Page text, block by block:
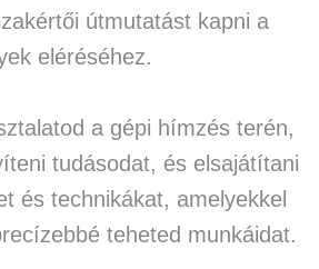
útmutatást kapni a
eléréséhez.
a gépi hímzés terén,
tudásodat, és elsajátítani
és technikákat, amelyekkel
teheted munkáidat.